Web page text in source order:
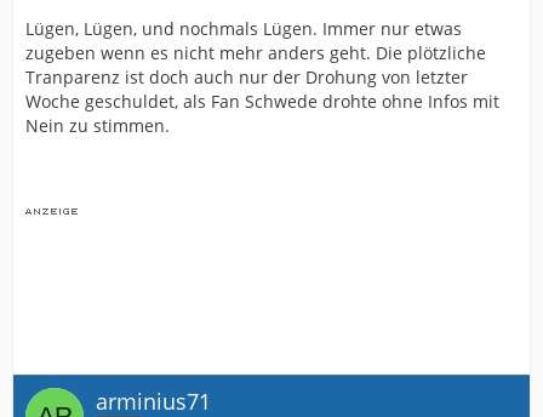
Lügen, Lügen, und nochmals Lügen. Immer nur etwas
zugeben wenn es nicht mehr anders geht. Die plötzliche
Tranparenz ist doch auch nur der Drohung von letzter
Woche geschuldet, als Fan Schwede drohte ohne Infos mit
Nein zu stimmen.
arminius71